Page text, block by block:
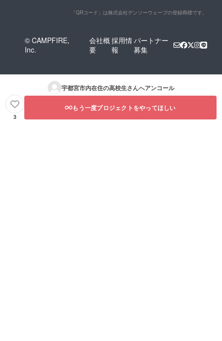
「QRコード」は株式会社デンソーウェーブの登録商標です。
© CAMPFIRE,
Inc.
会社概
要
採用情
報
パートナー
募集
宇都宮市内在住の高校生さんへアンコール
3
もう一度プロジェクトをやってほしい